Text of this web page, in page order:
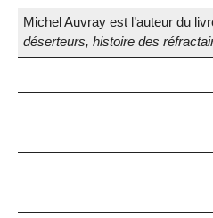
Michel Auvray est l’auteur du
déserteurs, histoire des